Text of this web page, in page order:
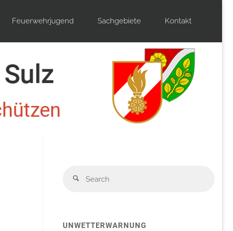
Feuerwehrjugend Sachgebiete Kontakt
Search
UNWETTERWARNUNG